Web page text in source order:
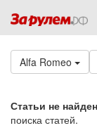
Alfa Romeo
Статьи не
поиска статей.